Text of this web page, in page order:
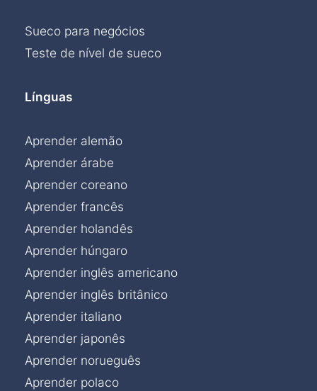
Sueco para negócios
Teste de nível de sueco
Línguas
Aprender alemão
Aprender árabe
Aprender coreano
Aprender francês
Aprender holandês
Aprender húngaro
Aprender inglês americano
Aprender inglês britânico
Aprender italiano
Aprender japonês
Aprender norueguês
Aprender polaco